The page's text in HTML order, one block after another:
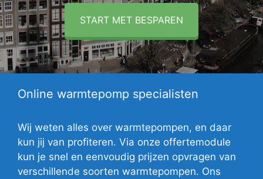
START MET BESPAREN
Online warmtepomp specialisten
Wij weten alles over warmtepompen, en daar
kun jij van profiteren. Via onze offertemodule
kun je snel en eenvoudig prijzen opvragen van
verschillende soorten warmtepompen. Ons